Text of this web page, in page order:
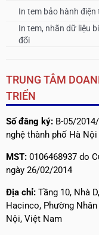
In tem bảo hành điện
In tem, nhãn dữ liệu
đổi
TRUNG TÂM
TRIỂN
Số đăng ký: B-05/
nghệ thành phố Hà
MST: 0106468937 do
ngày 26/02/2014
Địa chỉ: Tầng 10, Nhà
Hacinco, Phường
Nội, Việt Nam